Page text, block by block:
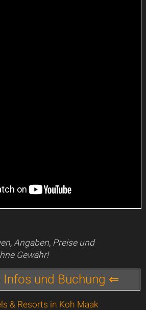
Angaben, Preise und
Gewähr!
und Buchung ⇐
& Resorts in Koh Maak